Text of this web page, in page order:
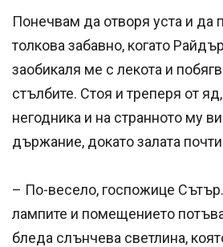
Понечвам да отворя уста и да
толкова забавно, когато
заобикаля ме с лекота и
стълбите. Стоя и треперя от
негодника и на странното му
държание, докато залата
– По-весело, госпожице
лампите и помещението
бледа слънчева светлина,